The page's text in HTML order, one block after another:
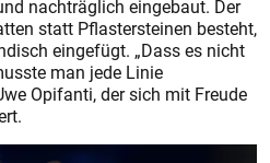
nachträglich eingebaut. Der
statt Pflastersteinen besteht,
eingefügt. „Dass es nicht
man jede Linie
Opifanti, der sich mit Freude